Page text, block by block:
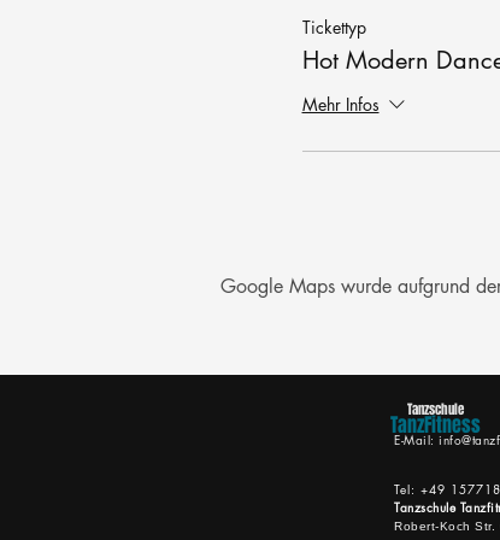
Tickettyp
Hot Modern
Mehr Infos
Google Maps wurde aufgrund
E-Mail:
Tanzschule
TanzFitness
Tel: +49
Tanzschule
Robert-Koch Str.